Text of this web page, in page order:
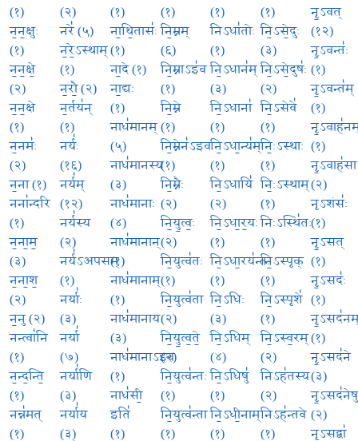
(१)
न॒न॒क्षुः
(१)
न॒न॒क्षे॒
(२)
न॒न॒क्षे
(१)
न॒नमः॑
(२)
न॒ना (१)
नना॑न्दरि
(१)
न॒ना॒म॒
(३)
न॒ना॒श॒
(२)
न॒नु (२)
नन्त्वा॑नि
(१)
न॒न्द॒न्ति॒
(१)
नन्न॑मत्
(१)
(२)
नरे॑ (५)
न॒रे॒ऽस्थाम्
(१)
न॒रौ॒ (२)
न॒र्तय॑न्
(१)
नर्यः॑
(१६)
नर्य॑म्
(१२)
नर्य॑स्य
(२)
नर्य॑ऽअपसम्
(१)
नर्याः॑
(३)
नर्या॑
(७)
नर्या॑णि
(३)
नर्या॑य
(३)
(१)
ना॒थि॒तासः॑
(१)
ना॒दे (१)
ना॒द्यः
(१)
नाध॑मानम्
(५)
नाध॑मानस्य
(३)
नाध॑मानाः
(४)
नाध॑मानान्
(१)
नाध॑मानाम्
(१)
नाध॑मानाय
(३)
नाध॑मानाऽइव
(१)
नाध॑सी॒
इति॑
(१)
(१)
नि॒म्नम्
(६)
नि॒म्नाऽइ॑व
(१)
नि॒म्ने
(१)
नि॒म्नेन॑ऽइव
(१)
नि॒म्नैः
(२)
नि॒यु॒त्वः॒
(२)
नि॒युत्व॑तः
(१)
नि॒युत्व॑ता
(२)
नि॒यु॒त्व॒ते॒
(२)
नि॒युत्व॑न्तः
(१)
नि॒युत्व॑न्ता
(१)
(१)
निऽधा॑तोः
(१)
नि॒ऽधान॑म्
(३)
नि॒ऽधाना॑
(१)
नि॒ऽधा॒न्य॑म्
(१)
नि॒ऽधायि॑
(२)
नि॒ऽधा॒र॒यः
(१)
नि॒ऽधा॒रय॑न्तः
(१)
नि॒ऽधिः
(३)
नि॒ऽधिम्
(४)
नि॒ऽधिषु॑
(१)
नि॒ऽधी॒नाम्
(१)
(१)
नि॒ऽसे॒दुः
(३)
नि॒ऽसे॒दुषः॑
(२)
नि॒ऽसेवे॑
(१)
निः॒ऽस्थाः
(१)
निः॒ऽस्थाम्
(१)
निःऽस्थि॑तः
(१)
नि॒ऽस्पृक्
(१)
नि॒ऽस्पृशे॑
(१)
नि॒ऽस्व॒रम्
(२)
निऽह॑तस्य
(२)
निऽह॑न्तवे
(१)
नृ॒ऽवत्
(१२)
नृ॒ऽवन्तः॑
(१)
नृ॒ऽवन्त॑म्
(१)
(१)
नृ॒ऽवाह॑सा
(२)
नृऽशंसः॑
(१)
नृ॒ऽसत्
(१)
नृ॒ऽसदः॑
(१)
(१)
नृ॒ऽसद॑ने
(३)
नृ॒ऽसद॑नेषु
(२)
नृ॒ऽसद्वा॑